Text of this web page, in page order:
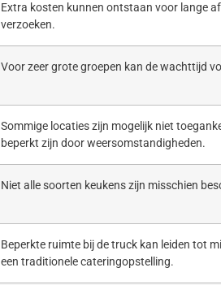
Extra kosten kunnen ontstaan voor lange
verzoeken.
Voor zeer grote groepen kan de wachttijd
Sommige locaties zijn mogelijk niet
beperkt zijn door weersomstandigheden.
Niet alle soorten keukens zijn misschien
Beperkte ruimte bij de truck kan leiden tot
een traditionele cateringopstelling.